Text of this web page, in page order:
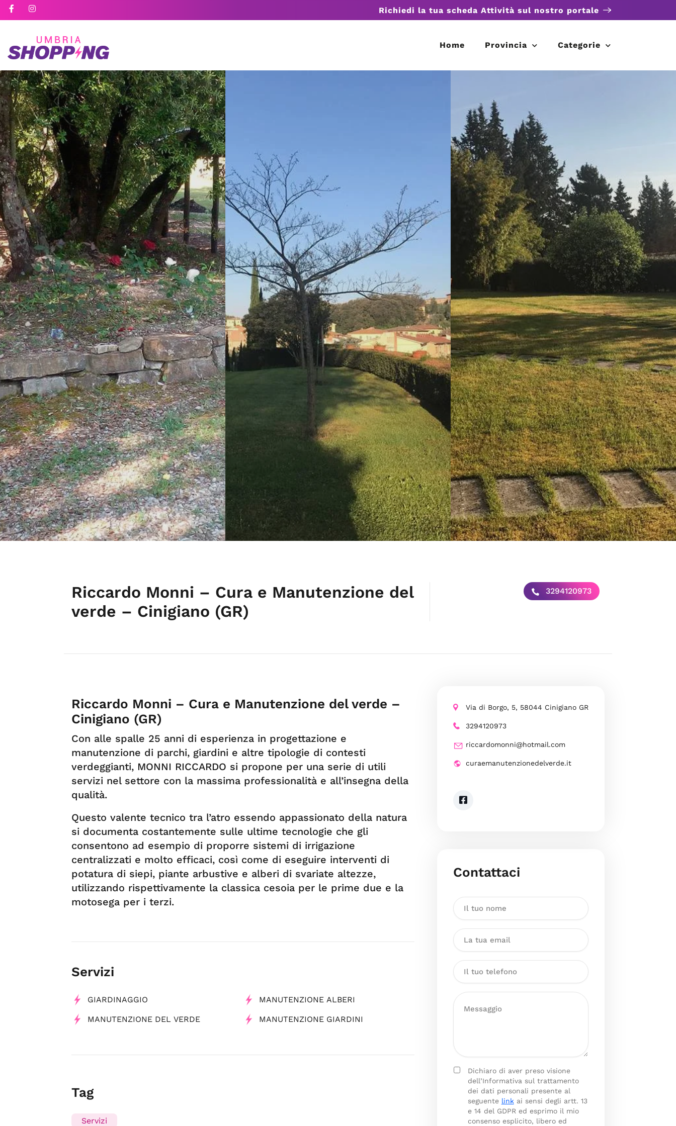
Richiedi la tua scheda Attività sul nostro portale
Home Provincia Categorie
Riccardo Monni – Cura e Manutenzione del
verde – Cinigiano (GR)
3294120973
Riccardo Monni – Cura e Manutenzione del verde –
Cinigiano (GR)
Con alle spalle 25 anni di esperienza in progettazione e
manutenzione di parchi, giardini e altre tipologie di contesti
verdeggianti, MONNI RICCARDO si propone per una serie di utili
servizi nel settore con la massima professionalità e all’insegna della
qualità.
Questo valente tecnico tra l’atro essendo appassionato della natura
si documenta costantemente sulle ultime tecnologie che gli
consentono ad esempio di proporre sistemi di irrigazione
centralizzati e molto efficaci, così come di eseguire interventi di
potatura di siepi, piante arbustive e alberi di svariate altezze,
utilizzando rispettivamente la classica cesoia per le prime due e la
motosega per i terzi.
Servizi
GIARDINAGGIO MANUTENZIONE ALBERI
MANUTENZIONE DEL VERDE MANUTENZIONE GIARDINI
Tag
Servizi
Via di Borgo, 5, 58044 Cinigiano GR
3294120973
riccardomonni@hotmail.com
curaemanutenzionedelverde.it
Contattaci
Dichiaro di aver preso visione
dell’Informativa sul trattamento
dei dati personali presente al
seguente linkai sensi degli artt. 13
e 14 del GDPR ed esprimo il mio
consenso esplicito, libero ed